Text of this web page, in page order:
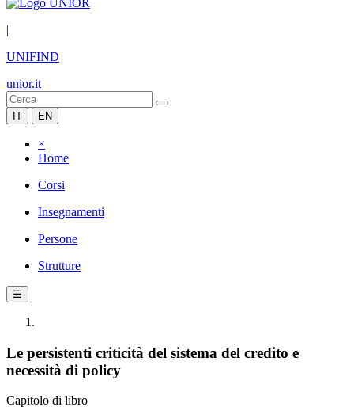
|
UNIFIND
unior.it
IT EN
×
Home
Corsi
Insegnamenti
Persone
Strutture
☰
Le persistenti criticità del sistema del credito e
necessità di policy
Capitolo di libro